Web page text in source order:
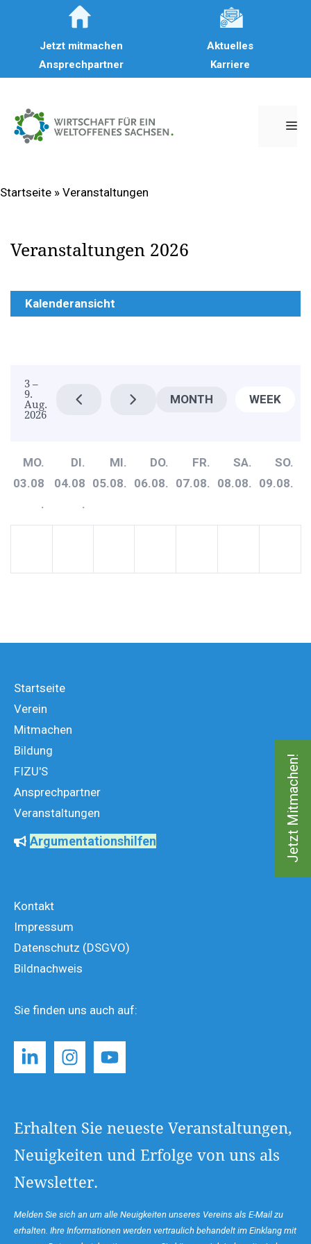
springenJetzt mitmachen
Aktuelles
Ansprechpartner
Karriere
Startseite » Veranstaltungen
Veranstaltungen 2026
Kalenderansicht
3 –
9.
Aug.
2026
MONTH WEEK
MO.
03.08
.
DI.
04.08
.
MI.
05.08.
DO.
06.08.
FR.
07.08.
SA.
08.08.
SO.
09.08.
Jetzt Mitmachen!
Startseite
Verein
Mitmachen
Bildung
FIZU'S
Ansprechpartner
Veranstaltungen
Argumentationshilfen
Kontakt
Impressum
Datenschutz (DSGVO)
Bildnachweis
Sie finden uns auch auf:
Erhalten Sie neueste Veranstaltungen,
Neuigkeiten und Erfolge von uns als
Newsletter.
Melden Sie sich an um alle Neuigkeiten unseres Vereins als E-Mail zu
erhalten. Ihre Informationen werden vertraulich behandelt im Einklang mit